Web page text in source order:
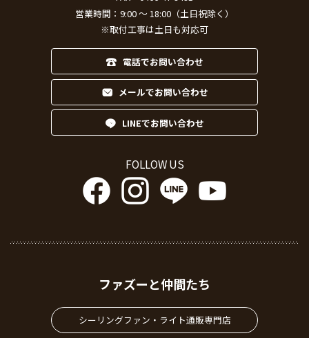
営業時間：9:00 ～ 18:00（土日祝除く）
※取付工事は土日も対応可
電話でお問い合わせ
メールでお問い合わせ
LINEでお問い合わせ
FOLLOW US
ファズーと仲間たち
シーリングファン・ライト通販専門店